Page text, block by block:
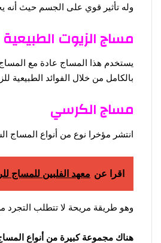
وله تأثير قوي على الجسم حيث أنه
مساج الزيوت الطبيعية
يستخدم هذا المساج عادة مع
بالكامل من خلال الفوائد الطبيعية
مساج الكرسي
انتشر مؤخرا نوع من أنواع
اقرا عن معهد الفلبين للمساج
وهو طريقة مريحة لا تتطلب التجرد
هناك مجموعة كبيرة من أنواع